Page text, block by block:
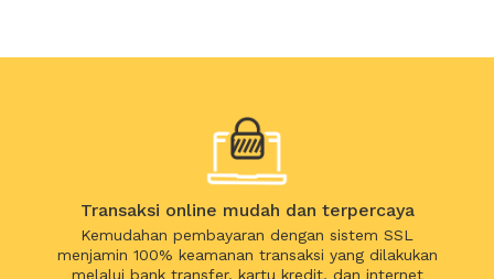
Transaksi online mudah dan terpercaya
Kemudahan pembayaran dengan sistem SSL
menjamin 100% keamanan transaksi yang dilakukan
melalui bank transfer, kartu kredit, dan internet